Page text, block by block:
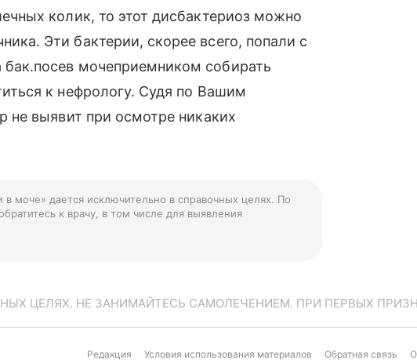
колик, то этот дисбактериоз можно
Эти бактерии, скорее всего, попали с
мочеприемником собирать
к нефрологу. Судя по Вашим
не выявит при осмотре никаких
в моче» дается исключительно в справочных целях. По
к врачу, в том числе для выявления
ЦЕЛЯХ. НЕ ЗАНИМАЙТЕСЬ САМОЛЕЧЕНИЕМ. ПРИ ПЕРВЫХ
Редакция Условия использования материалов Обратная связь